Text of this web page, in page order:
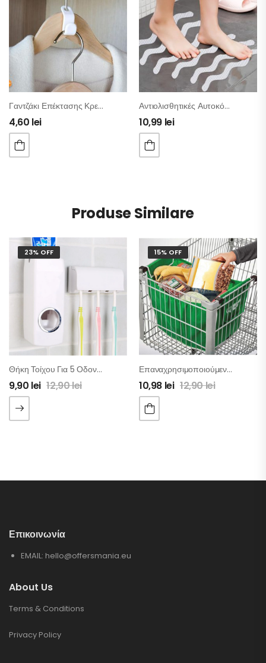
Γαντζάκι Επέκτασης Κρεμάστρας 1 Θέση – 8 Τμχ
4,60 lei
Αντιολισθητικές Αυτοκόλλητες Ταινίες Μπάνιου / Σκάλας – Σετ 12 Τμχ
10,99 lei
Produse Similare
23% OFF
Θήκη Τοίχου Για 5 Οδοντόβουρτσες Και Αυτόματη Βάση Για Οδοντόκρεμα
9,90 lei 12,90lei
15% OFF
Επαναχρησιμοποιούμενες Οικολογικές Τσάντες Για Ψώνια – Σετ 2 Τμχ
10,98 lei 12,90lei
Επικοινωνία
EMAIL: hello@offersmania.eu
About Us
Terms & Conditions
Privacy Policy